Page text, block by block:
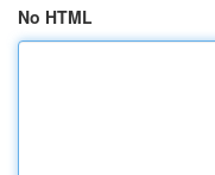
No HTML